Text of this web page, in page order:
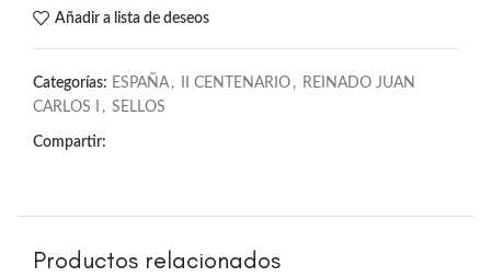
Añadir a lista de deseos
Categorías: ESPAÑA , II CENTENARIO , REINADO JUAN
CARLOS I
, SELLOS
Compartir:
Productos relacionados